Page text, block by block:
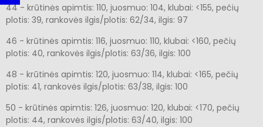
44 - krūtinės apimtis: 110, juosmuo: 104, klubai: <155, pečių
plotis: 39, rankovės ilgis/plotis: 62/34, ilgis: 97
46 - krūtinės apimtis: 116, juosmuo: 110, klubai: <160, pečių
plotis: 40, rankovės ilgis/plotis: 63/36, ilgis: 100
48 - krūtinės apimtis: 120, juosmuo: 114, klubai: <165, pečių
plotis: 41, rankovės ilgis/plotis: 63/38, ilgis: 100
50 - krūtinės apimtis: 126, juosmuo: 120, klubai: <170, pečių
plotis: 44, rankovės ilgis/plotis: 63/40, ilgis: 100